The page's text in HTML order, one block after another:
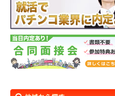
学生限定 特典あり 就活でパチンコ業界
内定。